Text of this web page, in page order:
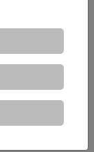
extra
50 mm x